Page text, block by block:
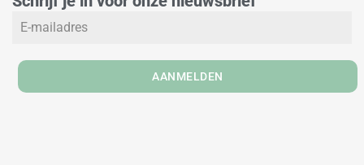
d
i
g
r
m
o
AANMELDEN